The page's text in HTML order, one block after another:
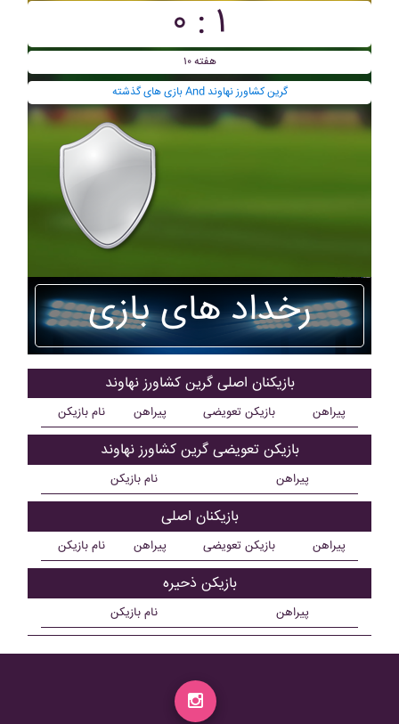
۰ : ۱
هفته ۱۰
بازی های گذشته And گرين کشاورز نهاوند
رخداد های بازی
بازیکنان اصلی گرين کشاورز نهاوند
نام بازیکن پیراهن بازیکن تعویضی پیراهن
بازیکن تعویضی گرين کشاورز نهاوند
نام بازیکن پیراهن
بازیکنان اصلی
نام بازیکن پیراهن بازیکن تعویضی پیراهن
بازیکن ذحیره
نام بازیکن پیراهن